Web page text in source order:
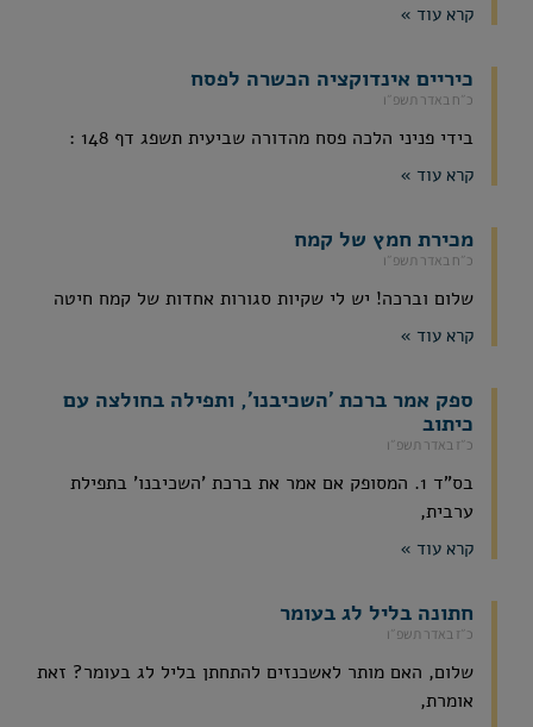
קרא עוד »
כיריים אינדוקציה הכשרה לפסח
כ״ח באדר תשפ״ו
בידי פניני הלכה פסח מהדורה שביעית תשפג דף 148 :
קרא עוד »
מכירת חמץ של קמח
כ״ח באדר תשפ״ו
שלום וברכה! יש לי שקיות סגורות אחדות של קמח חיטה
קרא עוד »
ספק אמר ברכת 'השכיבנו', ותפילה בחולצה עם
כיתוב
כ״ז באדר תשפ״ו
בס"ד 1. המסופק אם אמר את ברכת 'השכיבנו' בתפילת
ערבית,
קרא עוד »
חתונה בליל לג בעומר
כ״ז באדר תשפ״ו
שלום, האם מותר לאשכנזים להתחתן בליל לג בעומר? זאת
אומרת,